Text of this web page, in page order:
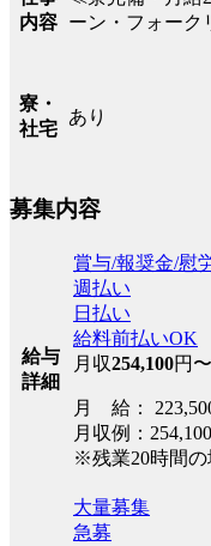
内容 ーン・フォーク
寮・
社宅
あり
募集内容
給与
詳細
賞与/報奨金/慰
週払い
日払い
給料前払いOK
月収254,100円〜
月 給：
月収例：
※残業20時間の
大量募集
急募